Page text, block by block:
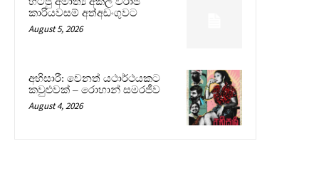
කාරියවසම් අත්අඩංගුවට
August 5, 2026
අභිසාරී: වෙනත් යථාර්ථයකට
කවුළුවක් – රොහාන් සමරජීව
August 4, 2026